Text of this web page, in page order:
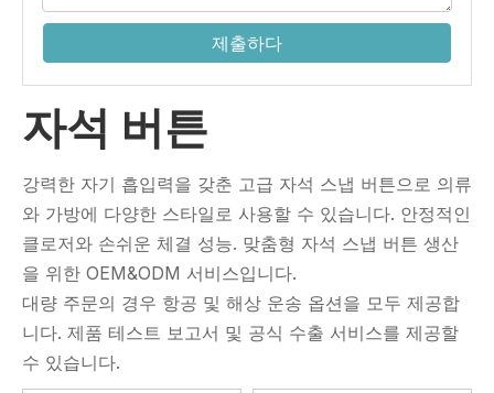
제출하다
자석 버튼
강력한 자기 흡입력을 갖춘 고급 자석 스냅 버튼으로 의류
와 가방에 다양한 스타일로 사용할 수 있습니다. 안정적인
클로저와 손쉬운 체결 성능. 맞춤형 자석 스냅 버튼 생산
을 위한 OEM&ODM 서비스입니다.
대량 주문의 경우 항공 및 해상 운송 옵션을 모두 제공합
니다. 제품 테스트 보고서 및 공식 수출 서비스를 제공할
수 있습니다.